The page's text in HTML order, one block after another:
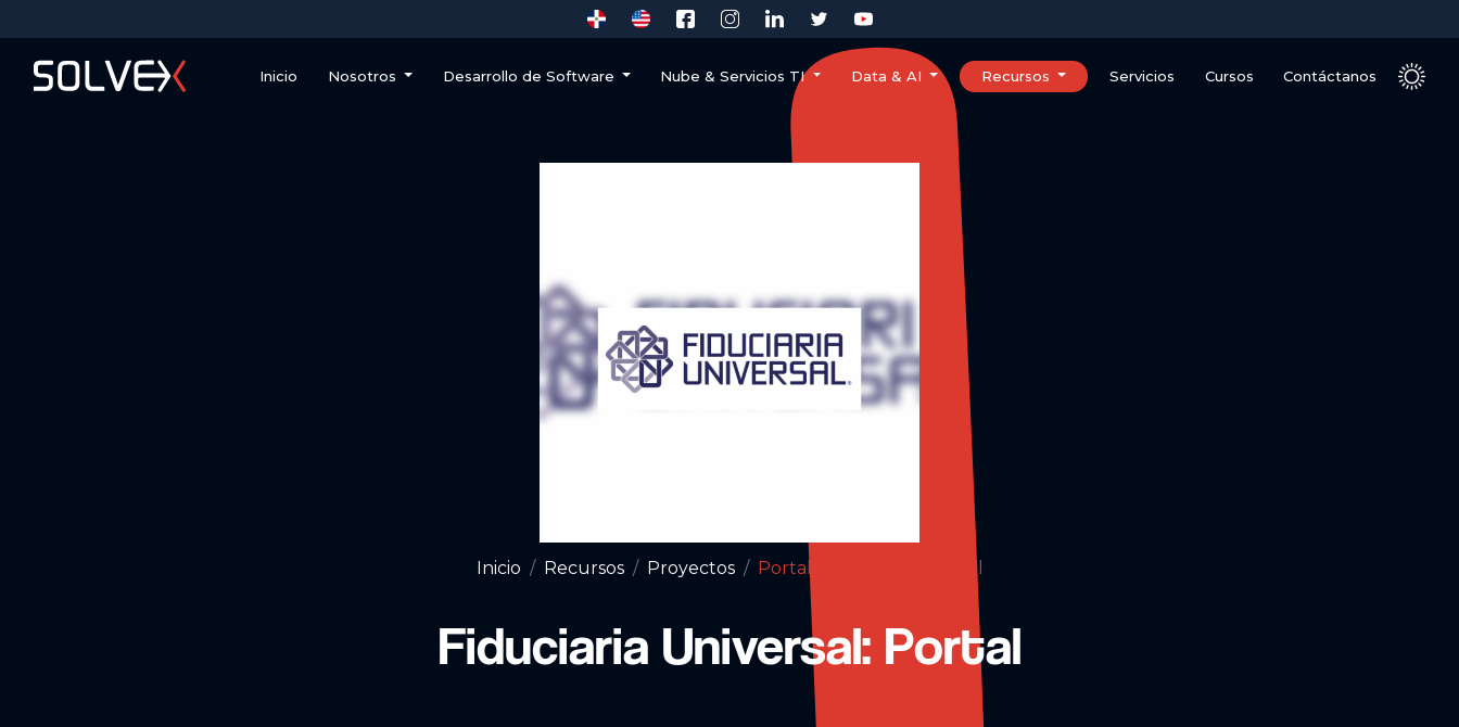
Inicio Nosotros Desarrollo de Software Nube & Servicios TI Data & AI Recursos Servicios Cursos Contáctanos
Inicio Recursos Proyectos Portal Fiduciaria Universal
Fiduciaria Universal: Portal